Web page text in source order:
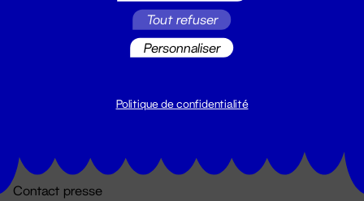
billetterie@leGrandT.fr
Du lundi au vendredi 14h → 18h
Contact presse
Tout refuser
Personnaliser
Politique de confidentialité